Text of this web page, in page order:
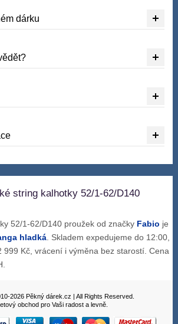
dárku
string kalhotky 52/1-62/D140
52/1-62/D140 proužek od značky Fabio je
hladká . Skladem expedujeme do 12:00,
999 Kč, vrácení i výměna bez starostí. Cena
2026 Pěkný dárek.cz | All Rights Reserved.
obchod pro Vaši radost a levně.